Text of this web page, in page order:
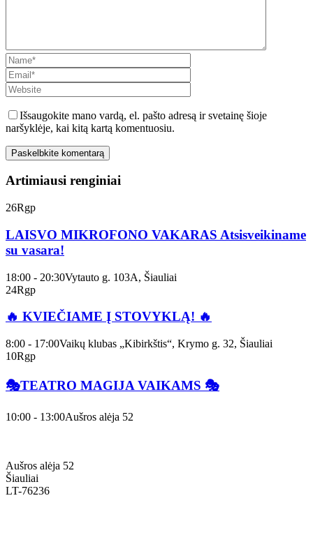
Išsaugokite mano vardą, el. pašto adresą ir svetainę šioje
naršyklėje, kai kitą kartą komentuosiu.
Artimiausi renginiai
26Rgp
LAISVO MIKROFONO VAKARAS Atsisveikiname
su vasara!
18:00 - 20:30Vytauto g. 103A, Šiauliai
24Rgp
🔥 KVIEČIAME Į STOVYKLĄ! 🔥
8:00 - 17:00Vaikų klubas „Kibirkštis“, Krymo g. 32, Šiauliai
10Rgp
🎭TEATRO MAGIJA VAIKAMS 🎭
10:00 - 13:00Aušros alėja 52
Aušros alėja 52
Šiauliai
LT-76236